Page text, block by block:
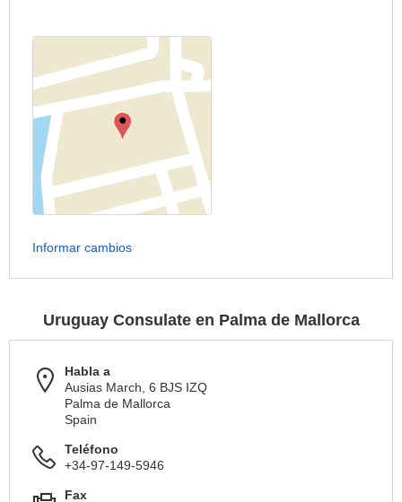
Informar cambios
Uruguay Consulate en Palma de Mallorca
Habla a
Ausias March, 6 BJS IZQ
Palma de Mallorca
Spain
Teléfono
+34-97-149-5946
Fax